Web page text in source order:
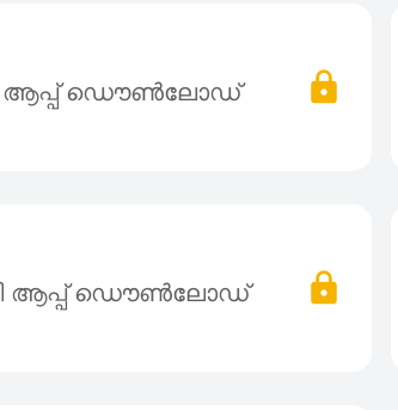
ആപ്പ് ഡൌൺലോഡ്
ആപ്പ് ഡൌൺലോഡ്